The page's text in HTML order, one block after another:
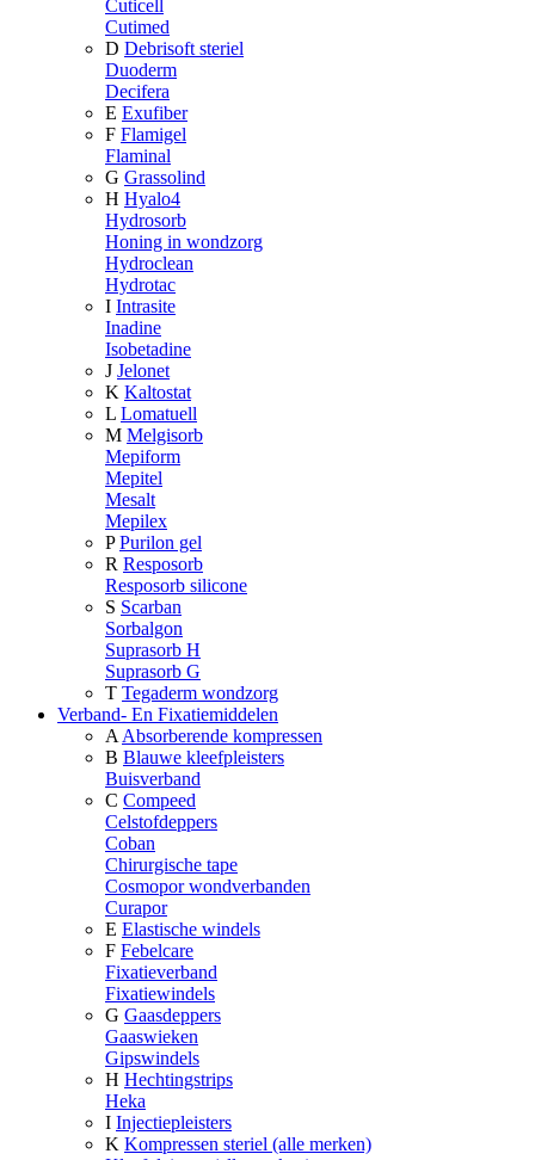
Cuticell
Cutimed
D Debrisoft steriel
Duoderm
Decifera
E Exufiber
F Flamigel
Flaminal
G Grassolind
H Hyalo4
Hydrosorb
Honing in wondzorg
Hydroclean
Hydrotac
I Intrasite
Inadine
Isobetadine
J Jelonet
K Kaltostat
L Lomatuell
M Melgisorb
Mepiform
Mepitel
Mesalt
Mepilex
P Purilon gel
R Resposorb
Resposorb silicone
S Scarban
Sorbalgon
Suprasorb H
Suprasorb G
T Tegaderm wondzorg
Verband- En Fixatiemiddelen
A Absorberende kompressen
B Blauwe kleefpleisters
Buisverband
C Compeed
Celstofdeppers
Coban
Chirurgische tape
Cosmopor wondverbanden
Curapor
E Elastische windels
F Febelcare
Fixatieverband
Fixatiewindels
G Gaasdeppers
Gaaswieken
Gipswindels
H Hechtingstrips
Heka
I Injectiepleisters
K Kompressen steriel (alle merken)